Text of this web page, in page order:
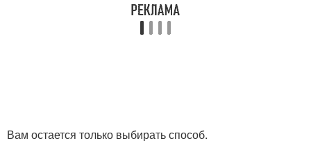
Вам остается только выбирать способ.